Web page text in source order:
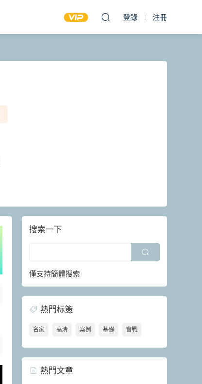
登錄 注冊
搜索一下
僅支持簡體搜索
熱門标簽
名家 高清 案例 基礎 實戰
熱門文章